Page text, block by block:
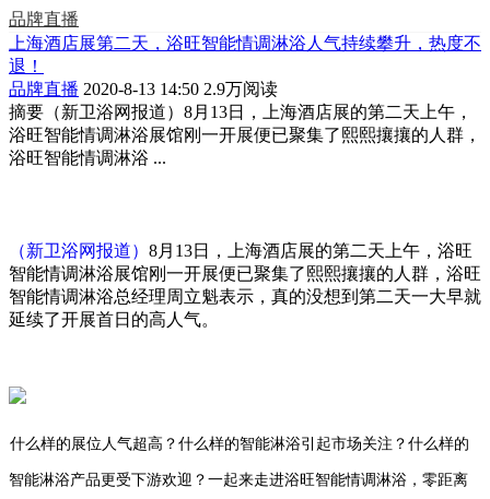
品牌直播
上海酒店展第二天，浴旺智能情调淋浴人气持续攀升，热度不
退！
品牌直播 2020-8-13 14:50 2.9万阅读
摘要 （新卫浴网报道）8月13日，上海酒店展的第二天上午，
浴旺智能情调淋浴展馆刚一开展便已聚集了熙熙攘攘的人群，
浴旺智能情调淋浴 ...
（新卫浴网报道） 8月13日，上海酒店展的第二天上午，浴旺
智能情调淋浴展馆刚一开展便已聚集了熙熙攘攘的人群，浴旺
智能情调淋浴总经理周立魁表示，真的没想到第二天一大早就
延续了开展首日的高人气。
什么样的展位人气超高？什么样的智能淋浴引起市场关注？什么样的
智能淋浴产品更受下游欢迎？一起来走进浴旺智能情调淋浴，零距离